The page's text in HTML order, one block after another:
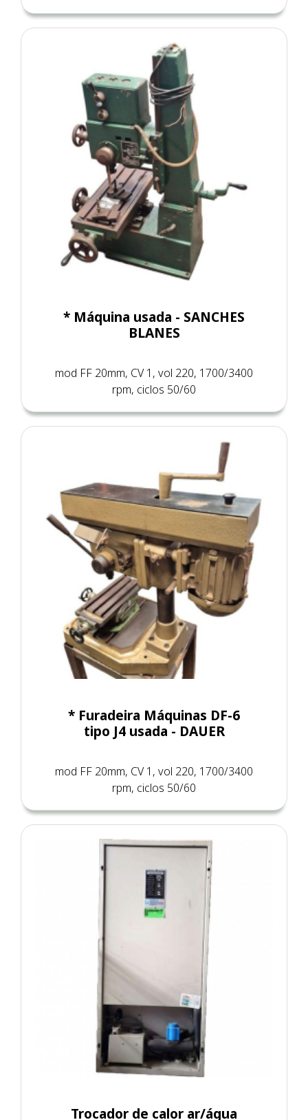
* Máquina usada - SANCHES
BLANES
mod FF 20mm, CV 1, vol 220, 1700/3400
rpm, ciclos 50/60
* Furadeira Máquinas DF-6
tipo J4 usada - DAUER
mod FF 20mm, CV 1, vol 220, 1700/3400
rpm, ciclos 50/60
Trocador de calor ar/água